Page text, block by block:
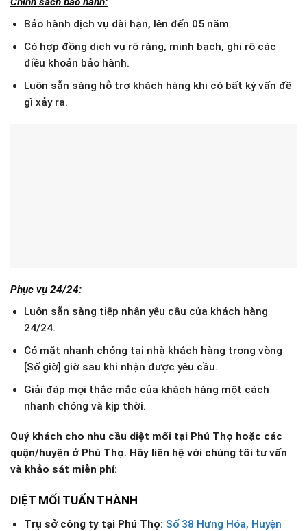
Bảo hành dịch vụ dài hạn, lên đến 05 năm.
Có hợp đồng dịch vụ rõ ràng, minh bạch, ghi rõ các
điều khoản bảo hành.
Luôn sẵn sàng hỗ trợ khách hàng khi có bất kỳ vấn đề
gì xảy ra.
Phục vụ 24/24:
Luôn sẵn sàng tiếp nhận yêu cầu của khách hàng
24/24.
Có mặt nhanh chóng tại nhà khách hàng trong vòng
[Số giờ] giờ sau khi nhận được yêu cầu.
Giải đáp mọi thắc mắc của khách hàng một cách
nhanh chóng và kịp thời.
Quý khách cho nhu cầu diệt mối tại Phú Thọ hoặc các
quận/huyện ở Phú Thọ. Hãy liên hệ với chúng tôi tư vấn
và khảo sát miễn phí:
DIỆT MỐI TUẤN THÀNH
Trụ sở công ty tại Phú Thọ: Số 38 Hưng Hóa, Huyện